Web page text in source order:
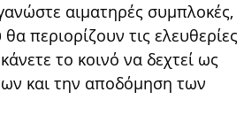
αιματηρές συμπλοκές,
περιορίζουν τις ελευθερίες
το κοινό να δεχτεί ως
και την αποδόμηση των